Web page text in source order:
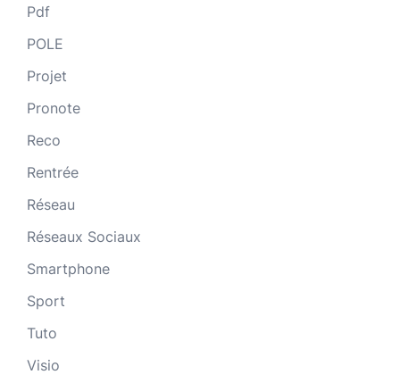
Pdf
POLE
Projet
Pronote
Reco
Rentrée
Réseau
Réseaux Sociaux
Smartphone
Sport
Tuto
Visio